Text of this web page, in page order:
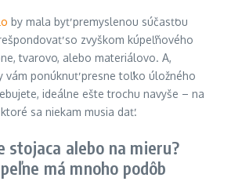
by mala byť premyslenou súčasťou
so zvyškom kúpeľňového
tvarovo, alebo materiálovo. A,
vám ponúknuť presne toľko úložného
ideálne ešte trochu navyše – na
sa niekam musia dať.
stojaca alebo na mieru?
má mnoho podôb